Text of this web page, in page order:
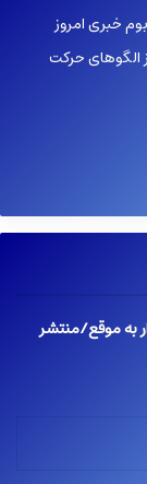
خبری امروز
الگوهای حرکت
به موقع/منتشر